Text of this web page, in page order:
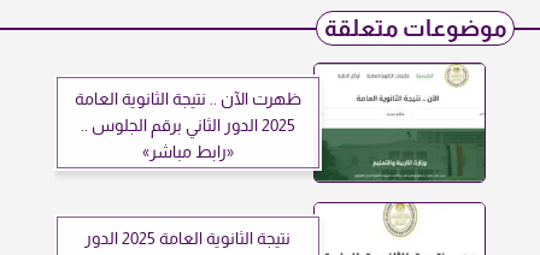
موضوعات متعلقة
ظهرت الآن .. نتيجة الثانوية العامة
2025 الدور الثاني برقم الجلوس ..
«رابط مباشر»
نتيجة الثانوية العامة 2025 الدور